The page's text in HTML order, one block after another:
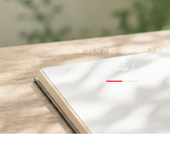
家づくりアドバイザーのささやき
『誌』